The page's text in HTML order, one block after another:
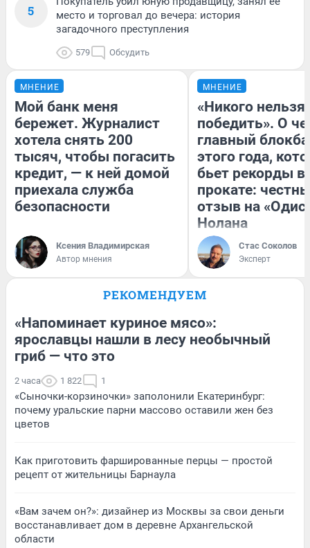
5
место и торговал до вечера: история
загадочного преступления
579 Обсудить
МНЕНИЕ
Мой банк меня
бережет. Журналист
хотела снять 200
тысяч, чтобы погасить
кредит, — к ней домой
приехала служба
безопасности
Ксения Владимирская
Автор мнения
МНЕНИЕ
«Никого нельзя
победить». О
главный
этого года,
бьет рекорды в
прокате:
отзыв на
Нолана
Стас Соколов
Эксперт
РЕКОМЕНДУЕМ
«Напоминает куриное мясо»:
ярославцы нашли в лесу необычный
гриб — что это
2 часа 1 822 1
«Сыночки-корзиночки» заполонили Екатеринбург:
почему уральские парни массово оставили жен без
цветов
Как приготовить фаршированные перцы — простой
рецепт от жительницы Барнаула
«Вам зачем он?»: дизайнер из Москвы за свои деньги
восстанавливает дом в деревне Архангельской
области